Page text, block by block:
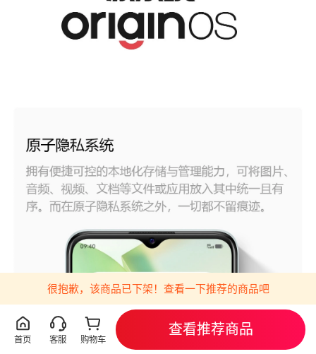
很抱歉，该商品已下架！查看一下推荐的商品吧
首页 客服 购物车
查看推荐商品